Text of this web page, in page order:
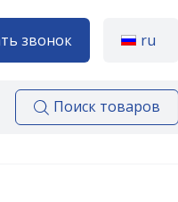
звонок ru
Поиск товаров